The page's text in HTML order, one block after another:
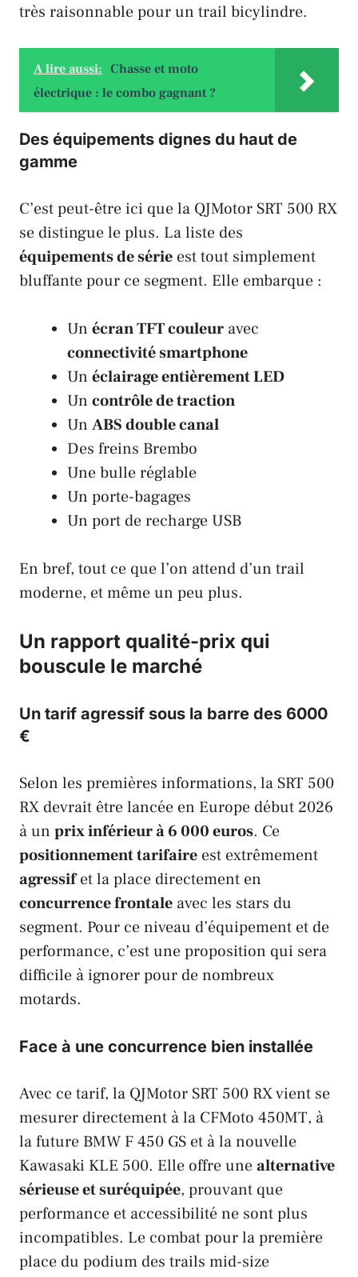
très raisonnable pour un trail bicylindre.
A lire aussi: Chasse et moto
électrique : le combo gagnant ?
Des équipements dignes du haut de
gamme
C’est peut-être ici que la QJMotor SRT 500 RX
se distingue le plus. La liste des
équipements de série est tout simplement
bluffante pour ce segment. Elle embarque :
Un écran TFT couleur avec
connectivité smartphone
Un éclairage entièrement LED
Un contrôle de traction
Un ABS double canal
Des freins Brembo
Une bulle réglable
Un porte-bagages
Un port de recharge USB
En bref, tout ce que l’on attend d’un trail
moderne, et même un peu plus.
Un rapport qualité-prix qui
bouscule le marché
Un tarif agressif sous la barre des 6000
€
Selon les premières informations, la SRT 500
RX devrait être lancée en Europe début 2026
à un prix inférieur à 6 000 euros. Ce
positionnement tarifaire est extrêmement
agressifet la place directement en
concurrence frontale avec les stars du
segment. Pour ce niveau d’équipement et de
performance, c’est une proposition qui sera
difficile à ignorer pour de nombreux
motards.
Face à une concurrence bien installée
Avec ce tarif, la QJMotor SRT 500 RXvient se
mesurer directement à la CFMoto 450MT, à
la future BMW F 450 GS et à la nouvelle
Kawasaki KLE 500. Elle offre unealternative
sérieuse et suréquipée, prouvant que
performance et accessibilité ne sont plus
incompatibles. Le combat pour la première
place du podium des trails mid-size